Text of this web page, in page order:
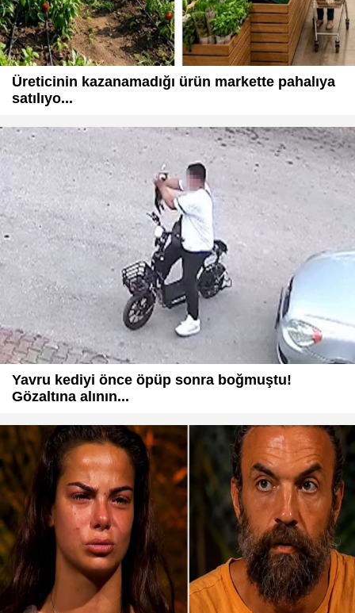
Üreticinin kazanamadığı ürün markette pahalıya
satılıyo...
Yavru kediyi önce öpüp sonra boğmuştu!
Gözaltına alının...